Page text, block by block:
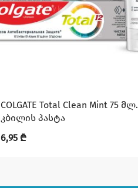
COLGATE Total Clean Mint 75 მლ.
კბილის პასტა
6,95 ₾